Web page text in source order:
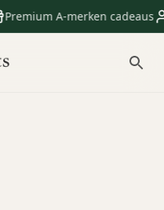
Premium A-merken cadeaus